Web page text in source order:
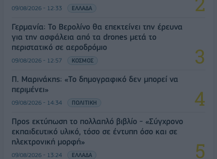
09/08/2026 - 12:33 ΕΛΛΑΔΑ
Γερμανία: Το Βερολίνο θα επεκτείνει την έρευνα
για την ασφάλεια από τα drones μετά το
περιστατικό σε αεροδρόμιο
09/08/2026 - 12:57 ΚΟΣΜΟΣ
Π. Μαρινάκης: «Το δημογραφικό δεν μπορεί να
περιμένει»
09/08/2026 - 14:34 ΠΟΛΙΤΙΚΗ
Προς εκτύπωση το πολλαπλό βιβλίο - «Σύγχρονο
εκπαιδευτικό υλικό, τόσο σε έντυπη όσο και σε
ηλεκτρονική μορφή»
09/08/2026 - 13:24 ΕΛΛΑΔΑ